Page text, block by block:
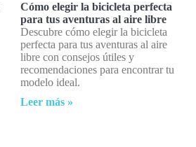
Cómo elegir la bicicleta perfecta
para tus aventuras al aire libre
Descubre cómo elegir la bicicleta
perfecta para tus aventuras al aire
libre con consejos útiles y
recomendaciones para encontrar tu
modelo ideal.
Leer más »